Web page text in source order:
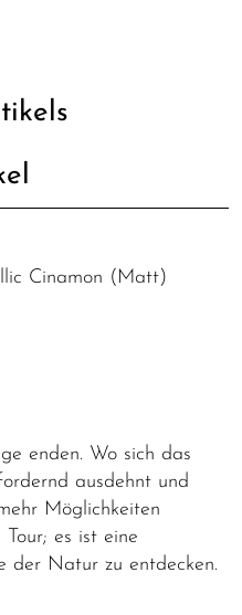
Cinamon (Matt)
enden. Wo sich das
ausdehnt und
Möglichkeiten
es ist eine
der Natur zu entdecken.